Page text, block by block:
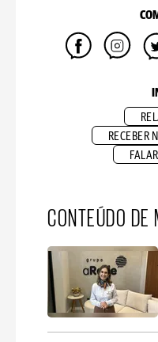
RECEBER
CONTEÚDO DE